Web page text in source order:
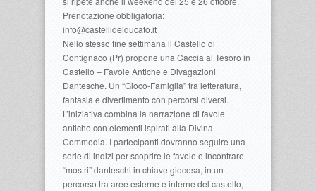
Prenotazione obbligatoria:
info@castellidelducato.it
Nello stesso fine settimana il Castello di
Contignaco (Pr) propone una Caccia al Tesoro in
Castello – Favole Antiche e Divagazioni
Dantesche. Un “Gioco-Famiglia” tra letteratura,
fantasia e divertimento con percorsi diversi.
L’iniziativa combina la narrazione di favole
antiche con elementi ispirati alla Divina
Commedia. I partecipanti dovranno seguire una
serie di indizi per scoprire le favole e incontrare
“mostri” danteschi in chiave giocosa, in un
percorso tra aree esterne e interne del castello,